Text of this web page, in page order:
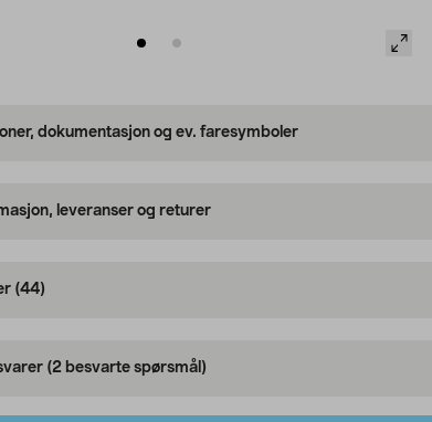
dokumentasjon og ev. faresymboler
leveranser og returer
(44)
(2 besvarte spørsmål)